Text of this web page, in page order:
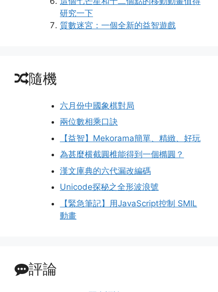
研究一下
質數迷宮：一個全新的益智遊戲
隨機
六月份中國象棋對局
兩位數相乘口訣
【益智】Mekorama簡單、精緻、好玩
為甚麼横截圓椎能得到一個橢圓？
漢文庫典的六代漏改編碼
Unicode探秘之全形波浪號
【緊急筆記】用JavaScript控制 SMIL
動畫
評論